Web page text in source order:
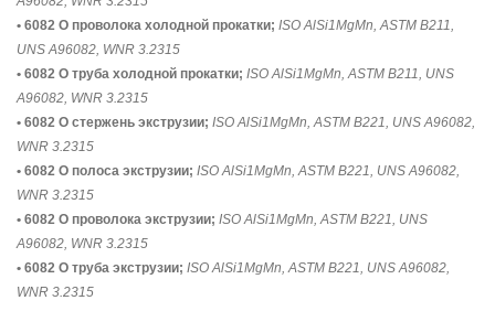
• 6082 O проволока холодной прокатки; ISO AlSi1MgMn, ASTM B211,
UNS A96082, WNR 3.2315
• 6082 O труба холодной прокатки; ISO AlSi1MgMn, ASTM B211, UNS
A96082, WNR 3.2315
• 6082 O стержень экструзии; ISO AlSi1MgMn, ASTM B221, UNS A96082,
WNR 3.2315
• 6082 O полоса экструзии; ISO AlSi1MgMn, ASTM B221, UNS A96082,
WNR 3.2315
• 6082 O проволока экструзии; ISO AlSi1MgMn, ASTM B221, UNS
A96082, WNR 3.2315
• 6082 O труба экструзии; ISO AlSi1MgMn, ASTM B221, UNS A96082,
WNR 3.2315